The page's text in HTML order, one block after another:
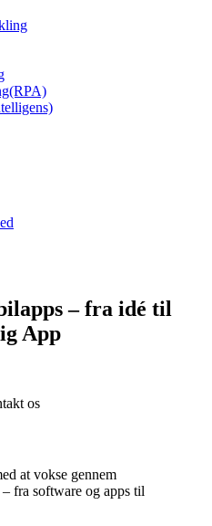
– fra idé til
App
os
at vokse gennem
fra software og apps til